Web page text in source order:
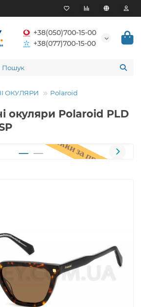
+38(050)700-15-00
+38(077)700-15-00
ОКУЛЯРИ Polaroid
окуляри Polaroid PLD